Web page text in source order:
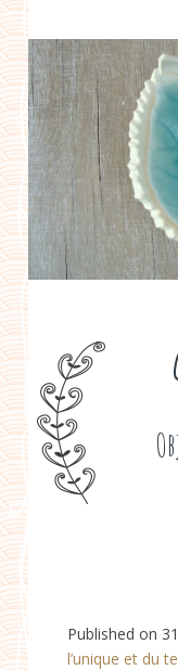
a propos
boutiques
contact
politique
Published on
l’unique et du